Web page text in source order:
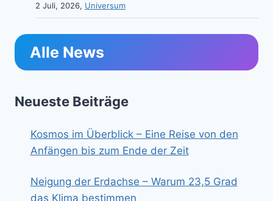
2 Juli, 2026, Universum
Alle News
Neueste Beiträge
Kosmos im Überblick – Eine Reise von den
Anfängen bis zum Ende der Zeit
Neigung der Erdachse – Warum 23,5 Grad
das Klima bestimmen